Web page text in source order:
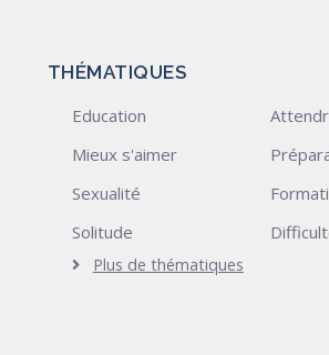
THÉMATIQUES
Education
Mieux s'aimer
Sexualité
Solitude
Plus de thématiques